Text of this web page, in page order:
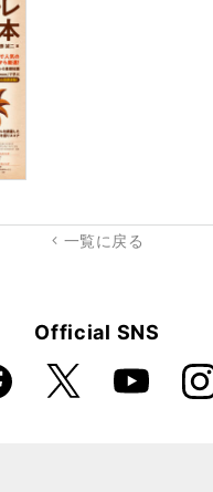
一覧に戻る
Official SNS
X YouTube Instagra
m